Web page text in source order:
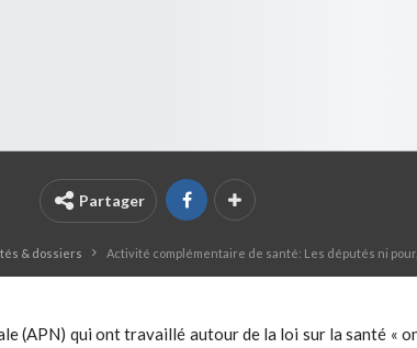
Partager
& dossiers Activité complémentaire de santé: Les députés ni
(APN) qui ont travaillé autour de la loi sur la santé